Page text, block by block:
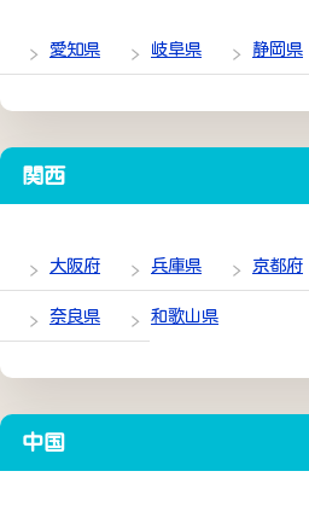
愛知県 岐阜県 静岡県
関西
大阪府 兵庫県 京都府
奈良県 和歌山県
中国